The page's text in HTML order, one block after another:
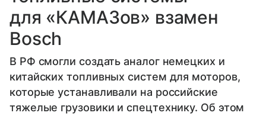
для «КАМАЗов» взамен
Bosch
В РФ смогли создать аналог немецких и
китайских топливных систем для моторов,
которые устанавливали на российские
тяжелые грузовики и спецтехнику. Об этом